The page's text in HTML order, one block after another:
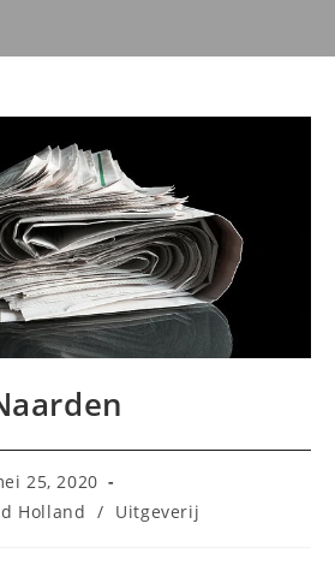
25, 2020
Holland / Uitgeverij